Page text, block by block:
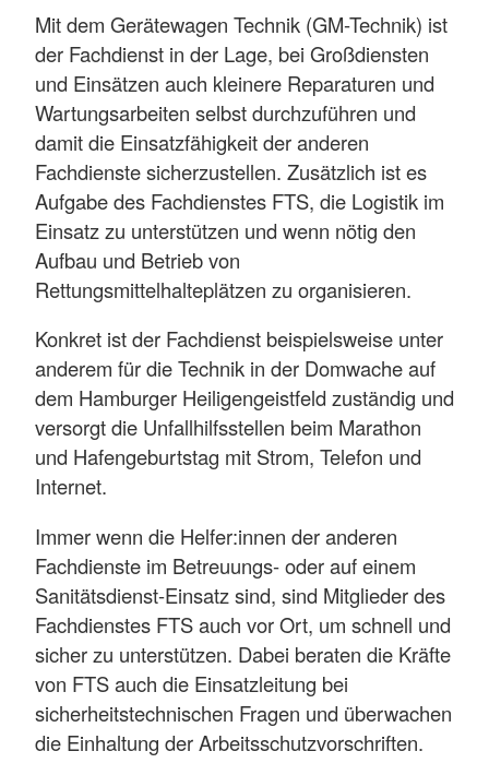
Mit dem Gerätewagen Technik (GM-Technik) ist
der Fachdienst in der Lage, bei Großdiensten
und Einsätzen auch kleinere Reparaturen und
Wartungsarbeiten selbst durchzuführen und
damit die Einsatzfähigkeit der anderen
Fachdienste sicherzustellen. Zusätzlich ist es
Aufgabe des Fachdienstes FTS, die Logistik im
Einsatz zu unterstützen und wenn nötig den
Aufbau und Betrieb von
Rettungsmittelhalteplätzen zu organisieren.
Konkret ist der Fachdienst beispielsweise unter
anderem für die Technik in der Domwache auf
dem Hamburger Heiligengeistfeld zuständig und
versorgt die Unfallhilfsstellen beim Marathon
und Hafengeburtstag mit Strom, Telefon und
Internet.
Immer wenn die Helfer:innen der anderen
Fachdienste im Betreuungs- oder auf einem
Sanitätsdienst-Einsatz sind, sind Mitglieder des
Fachdienstes FTS auch vor Ort, um schnell und
sicher zu unterstützen. Dabei beraten die Kräfte
von FTS auch die Einsatzleitung bei
sicherheitstechnischen Fragen und überwachen
die Einhaltung der Arbeitsschutzvorschriften.